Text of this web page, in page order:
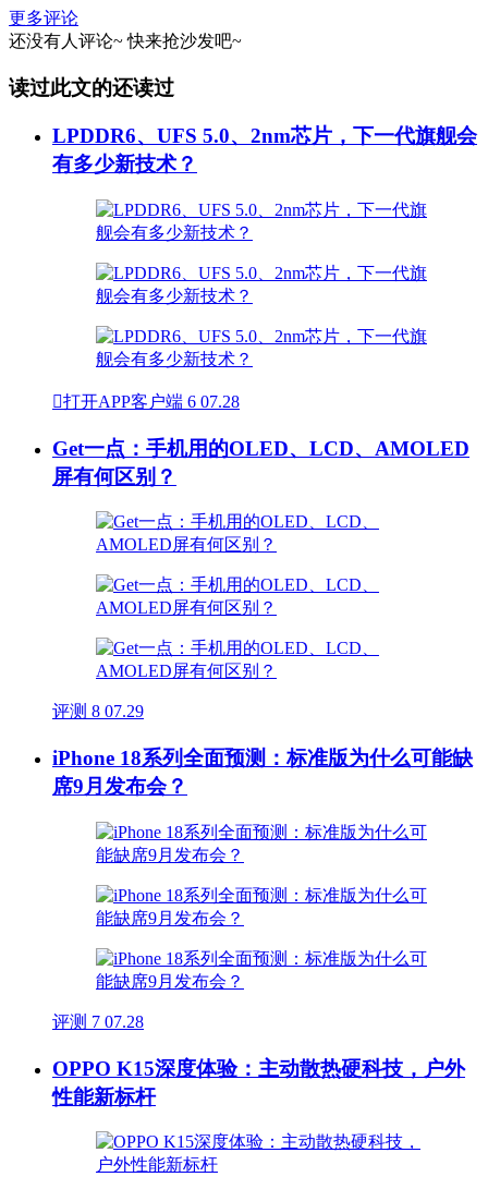
更多评论
还没有人评论~ 快来抢沙发吧~
读过此文的还读过
LPDDR6、UFS 5.0、2nm芯片，下一代旗舰会
有多少新技术？
打开APP客户端 6 07.28
Get一点：手机用的OLED、LCD、AMOLED
屏有何区别？
评测 8 07.29
iPhone 18系列全面预测：标准版为什么可能缺
席9月发布会？
评测 7 07.28
OPPO K15深度体验：主动散热硬科技，户外
性能新标杆